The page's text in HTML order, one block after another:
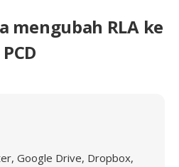
mengubah RLA ke
PCD
Google Drive, Dropbox,